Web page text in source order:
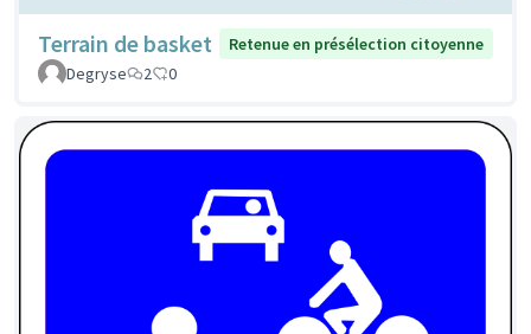
Terrain de basket
Retenue en présélection citoyenne
Degryse
2 0